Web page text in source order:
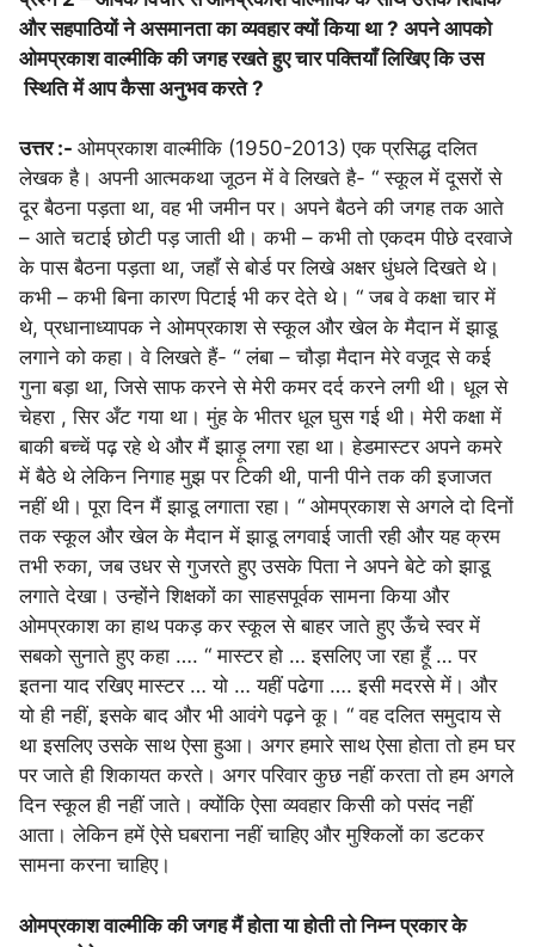
और सहपाठियों ने असमानता का व्यवहार क्यों किया था ? अपने आपको
ओमप्रकाश वाल्मीकि की जगह रखते हुए चार पक्तियाँ लिखिए कि उस
स्थिति में आप कैसा अनुभव करते ?
उत्तर :- ओमप्रकाश वाल्मीकि (1950-2013) एक प्रसिद्ध दलित
लेखक है। अपनी आत्मकथा जूठन में वे लिखते है- “ स्कूल में दूसरों से
दूर बैठना पड़ता था, वह भी जमीन पर। अपने बैठने की जगह तक आते
– आते चटाई छोटी पड़ जाती थी। कभी – कभी तो एकदम पीछे दरवाजे
के पास बैठना पड़ता था, जहाँ से बोर्ड पर लिखे अक्षर धुंधले दिखते थे।
कभी – कभी बिना कारण पिटाई भी कर देते थे। “ जब वे कक्षा चार में
थे, प्रधानाध्यापक ने ओमप्रकाश से स्कूल और खेल के मैदान में झाडू
लगाने को कहा। वे लिखते हैं- “ लंबा – चौड़ा मैदान मेरे वजूद से कई
गुना बड़ा था, जिसे साफ करने से मेरी कमर दर्द करने लगी थी। धूल से
चेहरा , सिर अँट गया था। मुंह के भीतर धूल घुस गई थी। मेरी कक्षा में
बाकी बच्चें पढ़ रहे थे और मैं झाड़ू लगा रहा था। हेडमास्टर अपने कमरे
में बैठे थे लेकिन निगाह मुझ पर टिकी थी, पानी पीने तक की इजाजत
नहीं थी। पूरा दिन मैं झाडू लगाता रहा। “ ओमप्रकाश से अगले दो दिनों
तक स्कूल और खेल के मैदान में झाडू लगवाई जाती रही और यह क्रम
तभी रुका, जब उधर से गुजरते हुए उसके पिता ने अपने बेटे को झाडू
लगाते देखा। उन्होंने शिक्षकों का साहसपूर्वक सामना किया और
ओमप्रकाश का हाथ पकड़ कर स्कूल से बाहर जाते हुए ऊँचे स्वर में
सबको सुनाते हुए कहा …. “ मास्टर हो … इसलिए जा रहा हूँ … पर
इतना याद रखिए मास्टर … यो … यहीं पढेगा …. इसी मदरसे में। और
यो ही नहीं, इसके बाद और भी आवंगे पढ़ने कू। “ वह दलित समुदाय से
था इसलिए उसके साथ ऐसा हुआ। अगर हमारे साथ ऐसा होता तो हम घर
पर जाते ही शिकायत करते। अगर परिवार कुछ नहीं करता तो हम अगले
दिन स्कूल ही नहीं जाते। क्योंकि ऐसा व्यवहार किसी को पसंद नहीं
आता। लेकिन हमें ऐसे घबराना नहीं चाहिए और मुश्किलों का डटकर
सामना करना चाहिए।
ओमप्रकाश वाल्मीकि की जगह मैं होता या होती तो निम्न प्रकार के